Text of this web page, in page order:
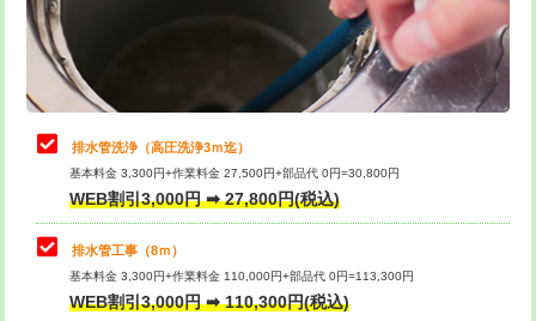
排水管工事（土の掘削・埋め戻し作
業）
11,000円~
排水管工事（排水管工事/3ｍまで） 55,000円
排水管工事（追加 排水管工事/3ｍ超
え）
マス交換（土の掘削・埋め戻し作業）
マス交換（深さ50㎝未満）
マス交換（深さ50㎝以上） 66,000円
止水・漏水調査・防水処理・清掃・修
理・調整・分解・加工など（軽作業）
11,000円
止水・漏水調査・防水処理・清掃・修
理・調整・分解・加工など（中作業）
22,000円
止水・漏水調査・防水処理・清掃・修
理・調整・分解・加工など（重作業）
33,000円
その他部品の脱着
交換・取付（タンク） 22,000円+材料費
排水管洗浄（高圧洗浄3ｍ迄）
基本料金 3,300円+作業料金 27,500円+部品代 0円=30,800円
WEB割引3,000円 ➡ 27,800円(税込)
排水管工事（8ｍ）
基本料金 3,300円+作業料金 110,000円+部品代 0円=113,300円
WEB割引3,000円 ➡ 110,300円(税込)